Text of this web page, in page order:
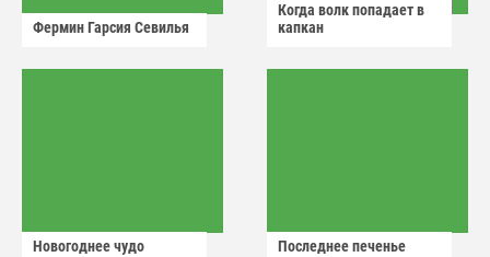
Фермин Гарсия Севилья
Когда волк попадает в
капкан
Новогоднее чудо Последнее печенье